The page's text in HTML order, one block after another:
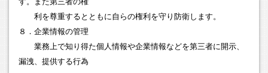
利を尊重するとともに自らの権利を守り防衛します。
８．企業情報の管理
業務上で知り得た個人情報や企業情報などを第三者に開示、
漏洩、提供する行為